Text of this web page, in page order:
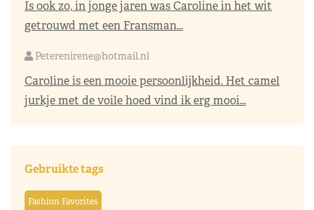
Is ook zo, in jonge jaren was Caroline in het wit
getrouwd met een Fransman...
Peterenirene@hotmail.nl
Caroline is een mooie persoonlijkheid. Het camel
jurkje met de voile hoed vind ik erg mooi...
Gebruikte tags
Fashion Favorites